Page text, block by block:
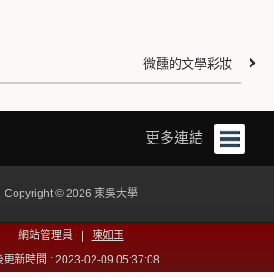
微醺的文學彩妝
更多連結
Copyright © 2026 東吳大學
網站管理員 |
陳如玉
更新時間 : 2023-02-09 05:37:08